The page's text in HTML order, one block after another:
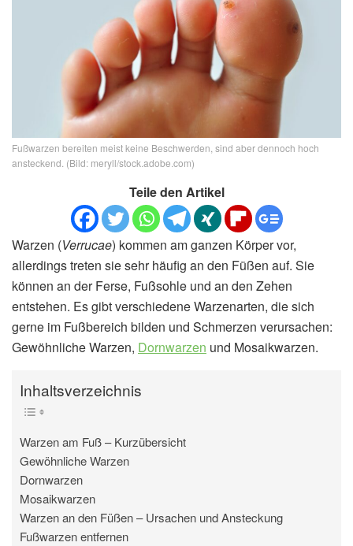
Fußwarzen bereiten meist keine Beschwerden, sind aber dennoch hoch
ansteckend. (Bild: meryll/stock.adobe.com)
Teile den Artikel
Warzen (Verrucae) kommen am ganzen Körper vor,
allerdings treten sie sehr häufig an den Füßen auf. Sie
können an der Ferse, Fußsohle und an den Zehen
entstehen. Es gibt verschiedene Warzenarten, die sich
gerne im Fußbereich bilden und Schmerzen verursachen:
Gewöhnliche Warzen, Dornwarzen und Mosaikwarzen.
Inhaltsverzeichnis
Warzen am Fuß – Kurzübersicht
Gewöhnliche Warzen
Dornwarzen
Mosaikwarzen
Warzen an den Füßen – Ursachen und Ansteckung
Fußwarzen entfernen